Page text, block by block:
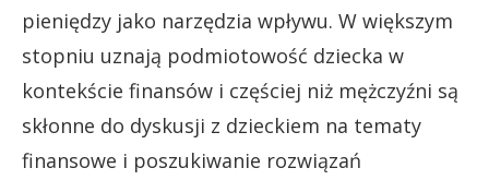
pieniędzy jako narzędzia wpływu. W większym
stopniu uznają podmiotowość dziecka w
kontekście finansów i częściej niż mężczyźni są
skłonne do dyskusji z dzieckiem na tematy
finansowe i poszukiwanie rozwiązań